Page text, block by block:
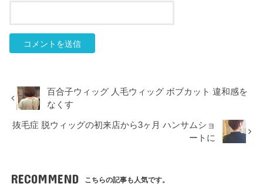
百合子ウィッグ 人毛ウィッグ ボブカット 違和感を
なくす
抜毛症 脱ウィッグの初来店から3ヶ月 ハンサムショ
ートに
RECOMMEND こちらの記事も人気です。